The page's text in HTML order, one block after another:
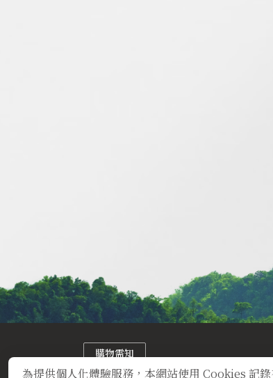
為提供個人化體驗服務，本網站使用 Cookies 記
購物需知
營業時間:11:00am~8:00pm